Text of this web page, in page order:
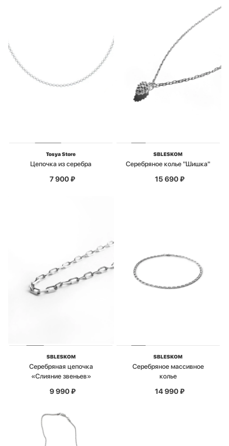
Tosya Store
Цепочка из серебра
7 900₽
SBLESKOM
Серебряное колье "Шишка"
15 690₽
SBLESKOM
Серебряная цепочка
«Слияние звеньев»
9 990₽
SBLESKOM
Серебряное массивное
колье
14 990₽